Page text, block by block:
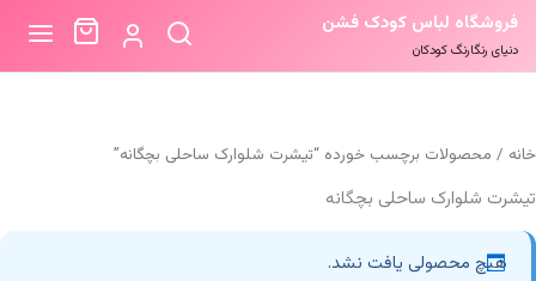
فروشگاه لباس کودک فشن
دنیای رنگارنگ کودکان
خانه / محصولات برچسب خورده “تیشرت شلوارک ساحلی بچگانه”
تیشرت شلوارک ساحلی بچگانه
هیچ محصولی یافت نشد.